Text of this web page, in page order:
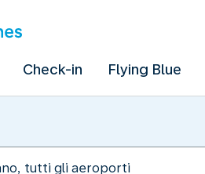
Check-in Flying Blue